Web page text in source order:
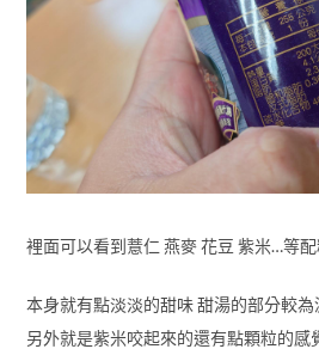
裡面可以看到薏仁 燕麥 花豆 紫米…等
本身就有點淡淡的甜味 甜湯的部分較
另外就是紫米咬起來的還有點顆粒的感